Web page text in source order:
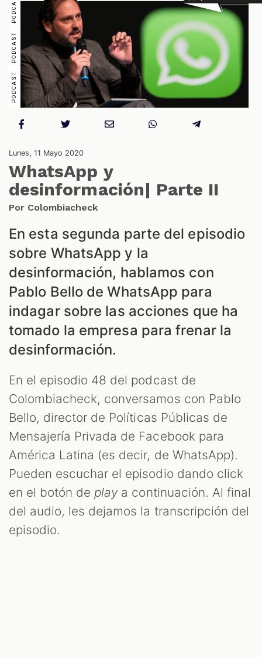
Lunes, 11 Mayo 2020
WhatsApp y
desinformación| Parte II
Por Colombiacheck
En esta segunda parte del episodio
sobre WhatsApp y la
desinformación, hablamos con
Pablo Bello de WhatsApp para
indagar sobre las acciones que ha
tomado la empresa para frenar la
desinformación.
En el episodio 48 del podcast de
Colombiacheck, conversamos con Pablo
Bello, director de Políticas Públicas de
Mensajería Privada de Facebook para
América Latina (es decir, de WhatsApp).
Pueden escuchar el episodio dando click
en el botón de play a continuación. Al final
del audio, les dejamos la transcripción del
episodio.